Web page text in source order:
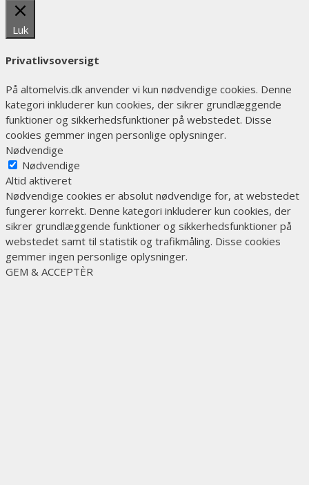
Luk
Privatlivsoversigt
På altomelvis.dk anvender vi kun nødvendige cookies. Denne
kategori inkluderer kun cookies, der sikrer grundlæggende
funktioner og sikkerhedsfunktioner på webstedet. Disse
cookies gemmer ingen personlige oplysninger.
Nødvendige
Nødvendige
Altid aktiveret
Nødvendige cookies er absolut nødvendige for, at webstedet
fungerer korrekt. Denne kategori inkluderer kun cookies, der
sikrer grundlæggende funktioner og sikkerhedsfunktioner på
webstedet samt til statistik og trafikmåling. Disse cookies
gemmer ingen personlige oplysninger.
GEM & ACCEPTÈR